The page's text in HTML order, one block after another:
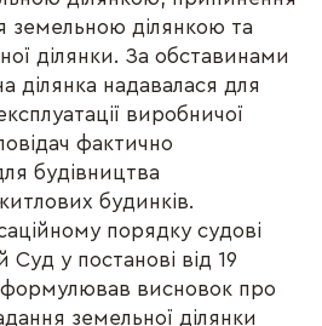
земельною ділянкою та
ділянки. За обставинами
ділянка надавалася для
виробничої
фактично
будівництва
будинків.
порядку судові
у постанові від 19
висновок про
земельної ділянки